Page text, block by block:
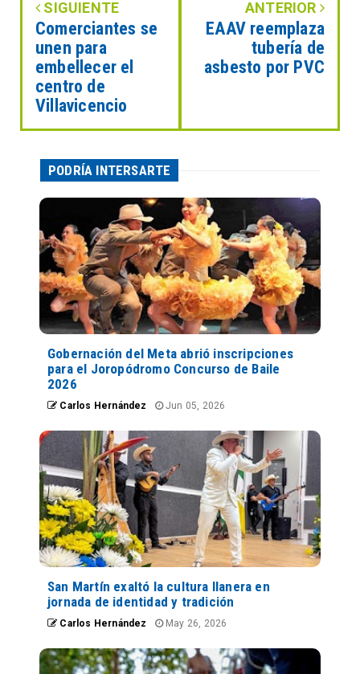
SIGUIENTE
Comerciantes se
unen para
embellecer el
centro de
Villavicencio
ANTERIOR
EAAV reemplaza
tubería de
asbesto por PVC
PODRÍA INTERSARTE
Gobernación del Meta abrió inscripciones
para el Joropódromo Concurso de Baile
2026
Carlos Hernández Jun 05, 2026
San Martín exaltó la cultura llanera en
jornada de identidad y tradición
Carlos Hernández May 26, 2026